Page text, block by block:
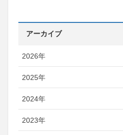
アーカイブ
2026年
2025年
2024年
2023年